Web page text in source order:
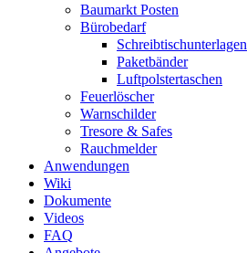
Baumarkt Posten
Bürobedarf
Schreibtischunterlagen
Paketbänder
Luftpolstertaschen
Feuerlöscher
Warnschilder
Tresore & Safes
Rauchmelder
Anwendungen
Wiki
Dokumente
Videos
FAQ